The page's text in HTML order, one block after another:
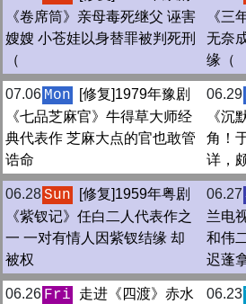
《卷席筒》亲母毒死继父 诬害
嫂嫂 小苍娃以身替罪被判死刑
（
《三
无奈
缘（
07.06 Mon
[修复]1979年豫剧
《七品芝麻官》牛得草大师经
典代表作 芝麻大点的官也敢管
诰命
06.29
《沉
角！
详，
06.28Sun
[修复]1959年粤剧
《紫钗记》任白二人代表作之
一 一对有情人因紫钗结缘 却
被权
06.27
兰电
和伟
迟蓬
06.26 Fri
走进《四渡》赤水
06.23